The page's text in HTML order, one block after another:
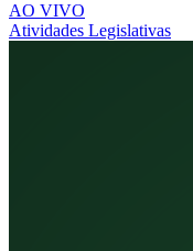
AO VIVO
Atividades Legislativas